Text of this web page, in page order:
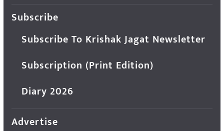
Subscribe
Subscribe To Krishak Jagat Newsletter
Subscription (Print Edition)
Diary 2026
Advertise